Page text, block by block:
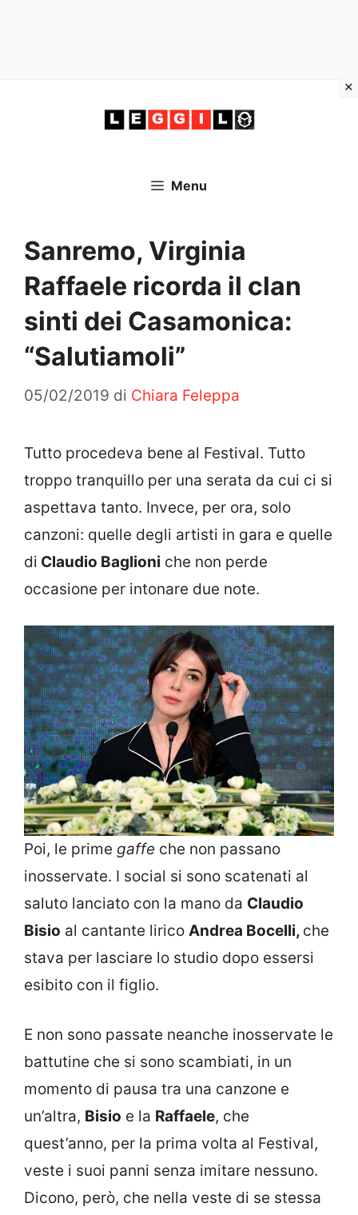
Menu
Sanremo, Virginia
Raffaele ricorda il clan
sinti dei Casamonica:
“Salutiamoli”
05/02/2019 di Chiara Feleppa
Tutto procedeva bene al Festival. Tutto
troppo tranquillo per una serata da cui ci si
aspettava tanto. Invece, per ora, solo
canzoni: quelle degli artisti in gara e quelle
di Claudio Baglioni che non perde
occasione per intonare due note.
Poi, le prime gaffe che non passano
inosservate. I social si sono scatenati al
saluto lanciato con la mano da Claudio
Bisio al cantante lirico Andrea Bocelli, che
stava per lasciare lo studio dopo essersi
esibito con il figlio.
E non sono passate neanche inosservate le
battutine che si sono scambiati, in un
momento di pausa tra una canzone e
un’altra, Bisio e la Raffaele, che
quest’anno, per la prima volta al Festival,
veste i suoi panni senza imitare nessuno.
Dicono, però, che nella veste di se stessa